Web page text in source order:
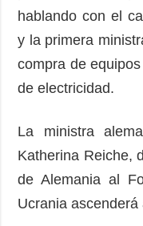
hablando con el
y la primera
compra de
de electricidad.
La ministra
Katherina Reiche,
de Alemania al
Ucrania